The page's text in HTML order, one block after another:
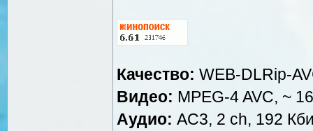
Качество: WEB-DLRip-
Видео: MPEG-4 AVC, ~
Аудио: AC3, 2 ch, 192